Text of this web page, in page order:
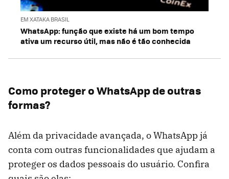
EM XATAKA BRASIL
WhatsApp: função que existe há um bom tempo
ativa um recurso útil, mas não é tão conhecida
Como proteger o WhatsApp de outras
formas?
Além da privacidade avançada, o WhatsApp já
conta com outras funcionalidades que ajudam a
proteger os dados pessoais do usuário. Confira